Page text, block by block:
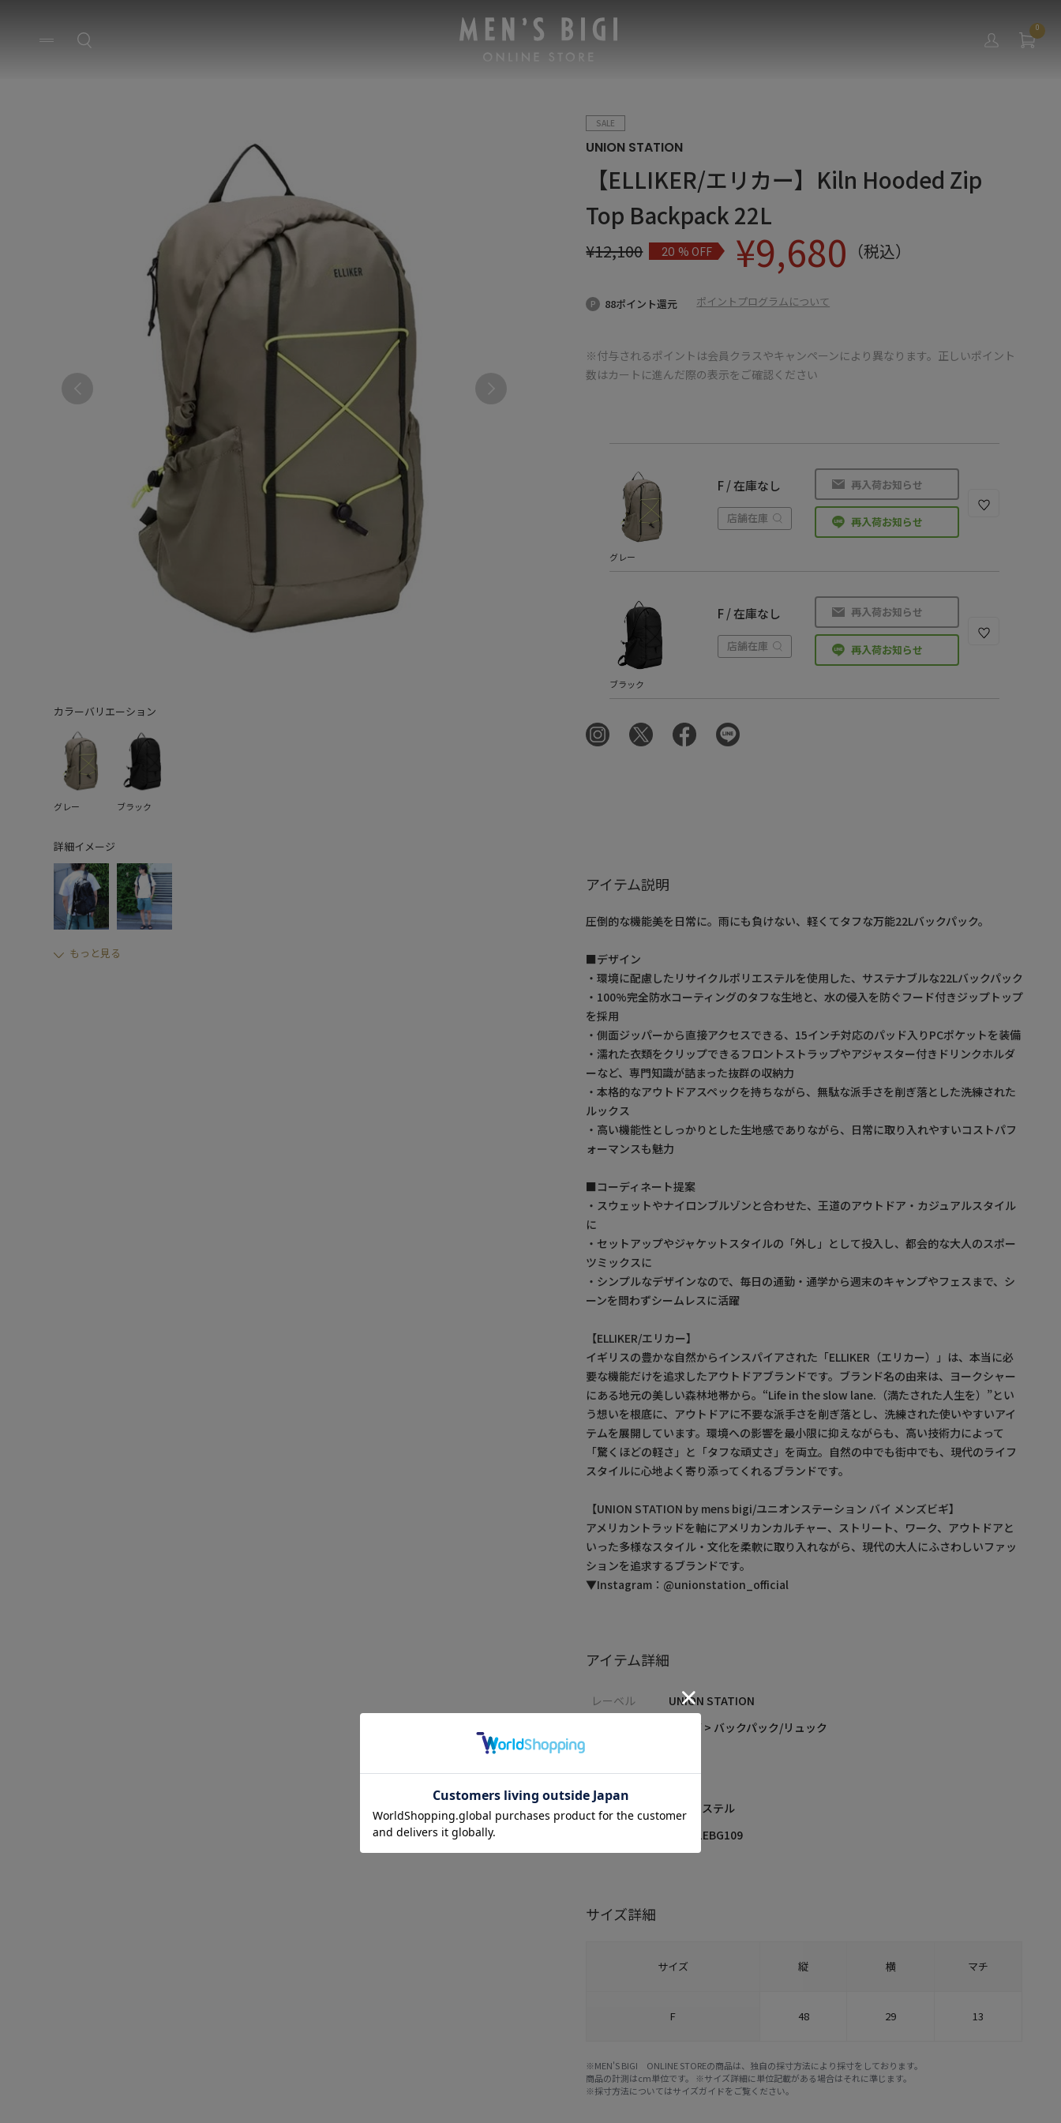
0
カラーバリエーション
グレー ブラック
詳細イメージ
もっと見る
SALE
UNION STATION
【ELLIKER/エリカー】Kiln Hooded Zip
Top Backpack 22L
¥12,100 20% OFF ¥9,680 （税込）
88ポイント還元 ポイントプログラムについて
※付与されるポイントは会員クラスやキャンペーンにより異なります。正しいポイント
数はカートに進んだ際の表示をご確認ください
グレー
F / 在庫なし
店舗在庫
再入荷お知らせ
再入荷お知らせ
ブラック
F / 在庫なし
店舗在庫
再入荷お知らせ
再入荷お知らせ
アイテム説明
圧倒的な機能美を日常に。雨にも負けない、軽くてタフな万能22Lバックパック。
■デザイン
・環境に配慮したリサイクルポリエステルを使用した、サステナブルな22Lバックパック
・100%完全防水コーティングのタフな生地と、水の侵入を防ぐフード付きジップトップ
を採用
・側面ジッパーから直接アクセスできる、15インチ対応のパッド入りPCポケットを装備
・濡れた衣類をクリップできるフロントストラップやアジャスター付きドリンクホルダ
ーなど、専門知識が詰まった抜群の収納力
・本格的なアウトドアスペックを持ちながら、無駄な派手さを削ぎ落とした洗練された
ルックス
・高い機能性としっかりとした生地感でありながら、日常に取り入れやすいコストパフ
ォーマンスも魅力
■コーディネート提案
・スウェットやナイロンブルゾンと合わせた、王道のアウトドア・カジュアルスタイル
に
・セットアップやジャケットスタイルの「外し」として投入し、都会的な大人のスポー
ツミックスに
・シンプルなデザインなので、毎日の通勤・通学から週末のキャンプやフェスまで、シ
ーンを問わずシームレスに活躍
【ELLIKER/エリカー】
イギリスの豊かな自然からインスパイアされた「ELLIKER（エリカー）」は、本当に必
要な機能だけを追求したアウトドアブランドです。ブランド名の由来は、ヨークシャー
にある地元の美しい森林地帯から。“Life in the slow lane.（満たされた人生を）”とい
う想いを根底に、アウトドアに不要な派手さを削ぎ落とし、洗練された使いやすいアイ
テムを展開しています。環境への影響を最小限に抑えながらも、高い技術力によって
「驚くほどの軽さ」と「タフな頑丈さ」を両立。自然の中でも街中でも、現代のライフ
スタイルに心地よく寄り添ってくれるブランドです。
【UNION STATION by mens bigi/ユニオンステーション バイ メンズビギ】
アメリカントラッドを軸にアメリカンカルチャー、ストリート、ワーク、アウトドアと
いった多様なスタイル・文化を柔軟に取り入れながら、現代の大人にふさわしいファッ
ションを追求するブランドです。
▼Instagram：@unionstation_official
アイテム詳細
レーベル
UNION STATION
バッグ > バックパック/リュック
素材
ポリエステル
M0861EBG109
サイズ詳細
サイズ 縦 横 マチ
F 48 29 13
※MEN'S BIGI ONLINE STOREの商品は、独自の採寸方法により採寸をしております。
商品の計測はcm単位です。 ※サイズ詳細に単位記載がある場合はそれに準じます。
※採寸方法についてはサイズガイドをご覧ください。